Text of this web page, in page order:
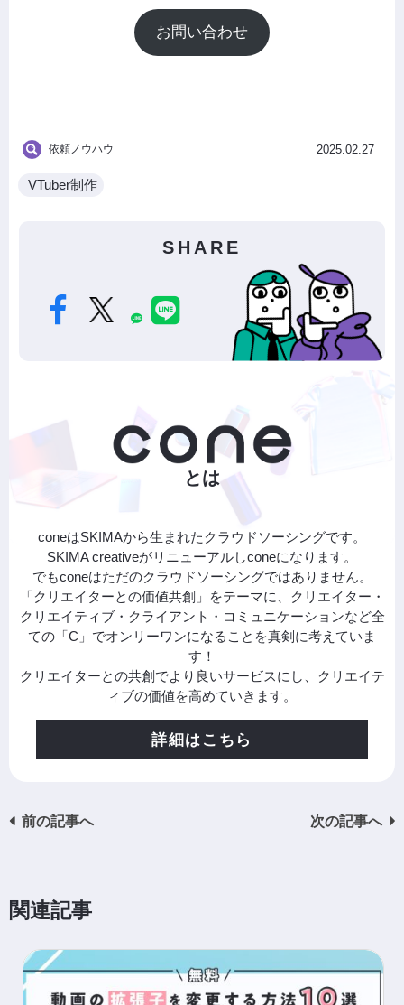
お問い合わせ
依頼ノウハウ 2025.02.27
VTuber制作
SHARE
とは
coneはSKIMAから生まれたクラウドソーシングです。
SKIMA creativeがリニューアルしconeになります。
でもconeはただのクラウドソーシングではありません。
「クリエイターとの価値共創」をテーマに、クリエイター・
クリエイティブ・クライアント・コミュニケーションなど全
ての「C」でオンリーワンになることを真剣に考えていま
す！
クリエイターとの共創でより良いサービスにし、クリエイテ
ィブの価値を高めていきます。
詳細はこちら
前の記事へ 次の記事へ
関連記事